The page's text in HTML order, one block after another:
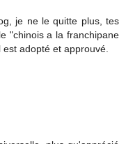
je ne le quitte plus, tes
"chinois a la franchipane
adopté et approuvé.